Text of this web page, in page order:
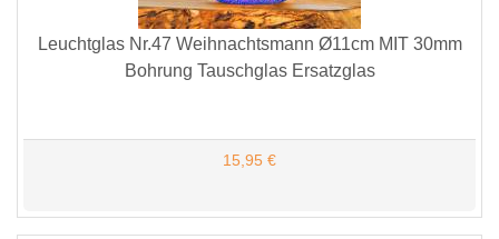
Leuchtglas Nr.47 Weihnachtsmann Ø11cm MIT 30mm
Bohrung Tauschglas Ersatzglas
15,95 €